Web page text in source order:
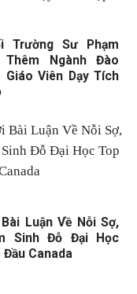
Trường Sư Phạm
Thêm Ngành Đào
Giáo Viên Dạy Tích
Luận Về Nỗi Sợ,
Sinh Đỗ Đại Học
Đầu Canada